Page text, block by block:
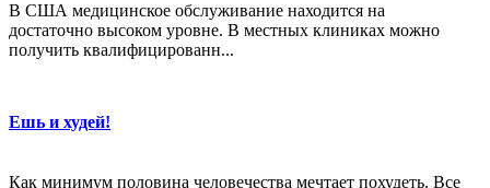
В США медицинское обслуживание находится на
достаточно высоком уровне. В местных клиниках можно
получить квалифицированн...
Ешь и худей!
Как минимум половина человечества мечтает похудеть. Все